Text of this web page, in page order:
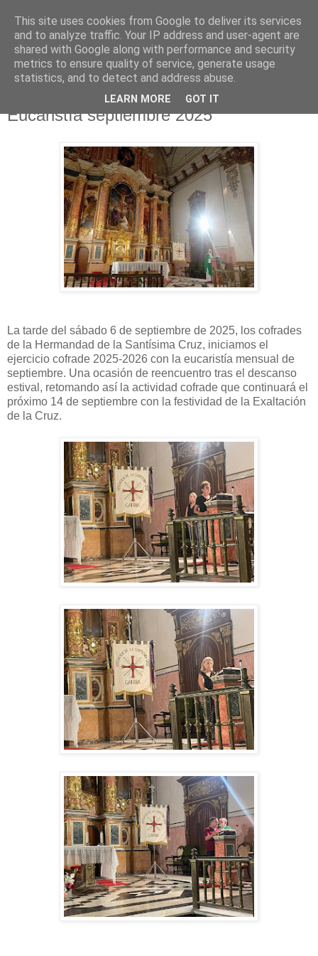
Hermandad de la
Santísima Cruz
Eucaristía septiembre 2025
La tarde del sábado 6 de septiembre de 2025, los cofrades
de la Hermandad de la Santísima Cruz, iniciamos el
ejercicio cofrade 2025-2026 con la eucaristía mensual de
septiembre. Una ocasión de reencuentro tras el descanso
estival, retomando así la actividad cofrade que continuará el
próximo 14 de septiembre con la festividad de la Exaltación
de la Cruz.
This site uses cookies from Google to deliver its services
and to analyze traffic. Your IP address and user-agent are
shared with Google along with performance and security
metrics to ensure quality of service, generate usage
statistics, and to detect and address abuse.
LEARN MORE GOT IT